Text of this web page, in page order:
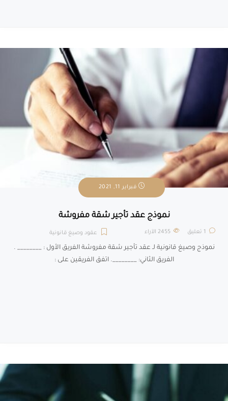
فبراير 11, 2021
نموذج عقد تأجير شقة مفروشة
عقود وصيغ قانونية 1 تعليق الآراء
نموذج وصيغ قانونية لـ عقد تأجير شقة مفروشة الفريق الأول : ________ .
الفريق الثاني: ________. اتفق الفريقين على :